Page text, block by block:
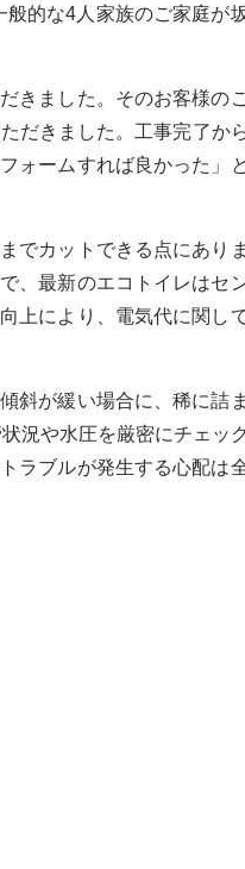
的な4人家族のご家庭が
きました。そのお客様の
だきました。工事完了か
ォームすれば良かった」
でカットできる点にあり
、最新のエコトイレはセ
上により、電気代に関し
斜が緩い場合に、稀に詰
況や水圧を厳密にチェッ
ラブルが発生する心配は